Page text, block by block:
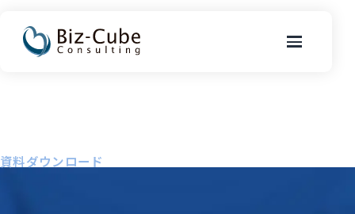
資料ダウンロード